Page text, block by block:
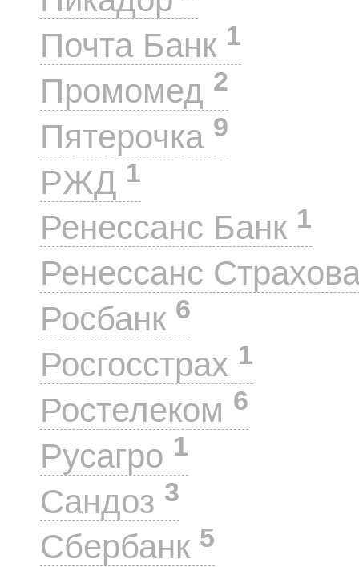
Почта Банк 1
Промомед 2
Пятерочка 9
РЖД 1
Ренессанс Банк 1
Ренессанс
Росбанк 6
Росгосстрах 1
Ростелеком 6
Русагро 1
Сандоз 3
Сбербанк 5